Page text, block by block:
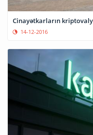
Cinayətkarların
14-12-2016